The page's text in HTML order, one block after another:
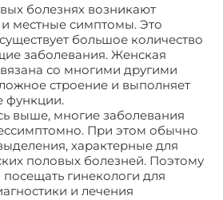
болезнях возникают
местные симптомы. Это
большое количество
заболевания. Женская
со многими другими
строение и выполняет
функции.
выше, многие заболевания
При этом обычно
характерные для
половых болезней. Поэтому
посещать гинекологи для
и лечения